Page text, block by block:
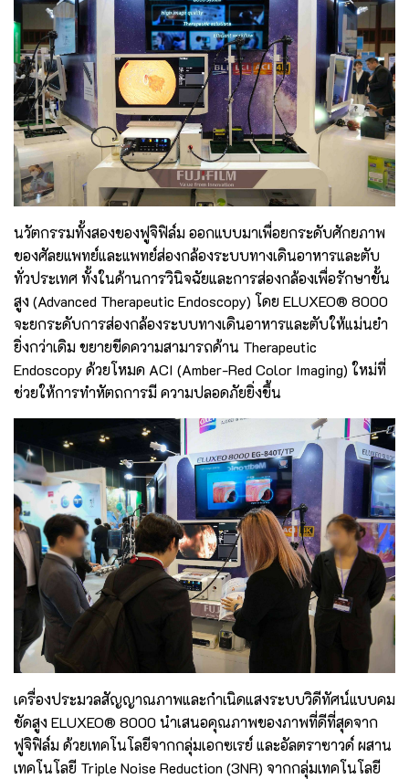
นวัตกรรมทั้งสองของฟูจิฟิล์ม ออกแบบมาเพื่อยกระดับศักยภาพ
ของศัลยแพทย์และแพทย์ส่องกล้องระบบทางเดินอาหารและตับ
ทั่วประเทศ ทั้งในด้านการวินิจฉัยและการส่องกล้องเพื่อรักษาขั้น
สูง (Advanced Therapeutic Endoscopy) โดย ELUXEO® 8000
จะยกระดับการส่องกล้องระบบทางเดินอาหารและตับให้แม่นยำ
ยิ่งกว่าเดิม ขยายขีดความสามารถด้าน Therapeutic
Endoscopy ด้วยโหมด ACI (Amber-Red Color Imaging) ใหม่ที่
ช่วยให้การทำหัตถการมี ความปลอดภัยยิ่งขึ้น
เครื่องประมวลสัญญาณภาพและกำเนิดแสงระบบวิดีทัศน์แบบคม
ชัดสูง ELUXEO® 8000 นำเสนอคุณภาพของภาพที่ดีที่สุดจาก
ฟูจิฟิล์ม ด้วยเทคโนโลยีจากกลุ่มเอกซเรย์ และอัลตราซาวด์ ผสาน
เทคโนโลยี Triple Noise Reduction (3NR) จากกลุ่มเทคโนโลยี